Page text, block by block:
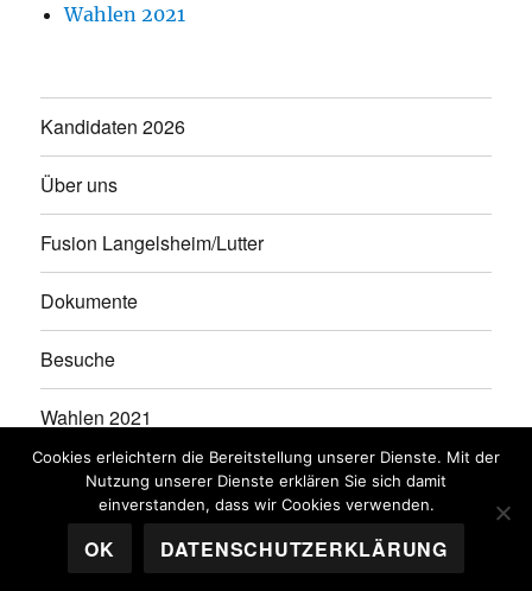
Wahlen 2021
Kandidaten 2026
Über uns
Fusion Langelsheim/Lutter
Dokumente
Besuche
Wahlen 2021
Kandidaten 2021
Stolz präsentiert von WordPress
Cookies erleichtern die Bereitstellung unserer Dienste. Mit der
Nutzung unserer Dienste erklären Sie sich damit
einverstanden, dass wir Cookies verwenden.
OK DATENSCHUTZERKLÄRUNG